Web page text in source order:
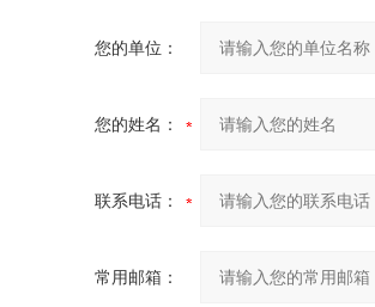
您的单位：
您的姓名：
联系电话：
常用邮箱：